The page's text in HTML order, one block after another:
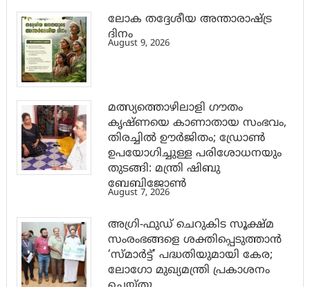
ലോക തദ്ദേശീയ അന്താരാഷ്ട്ര
ദിനം
August 9, 2026
മത്സ്യത്തൊഴിലാളി ഗൗതം
കൃഷ്ണയെ കാണാതായ സംഭവം,
തിരച്ചിൽ ഊർജിതം; ഡ്രോണ്‍
ഉപയോഗിച്ചുള്ള പരിശോധനയും
തുടങ്ങി: മന്ത്രി ഷിബു
ബേബിജോണ്‍
August 7, 2026
അഗ്രി-ഫുഡ് ചെറുകിട സൂക്ഷ്മ
സംരംഭങ്ങളെ ശക്തിപ്പെടുത്താന്‍
‘സ്മാര്‍ട്ട്’ പദ്ധതിയുമായി കേര;
ലോഗോ മുഖ്യമന്ത്രി പ്രകാശനം